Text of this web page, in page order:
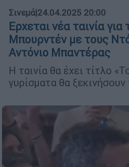
Σινεμά|24.04.2025 20:00
Ερχεται νέα ταινία για
Μπουρντέν με τους
Αντόνιο Μπαντέρας
Η ταινία θα έχει τίτλο
γυρίσματα θα